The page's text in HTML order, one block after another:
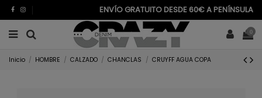
ENVÍO GRATUITO DESDE 60€ A PENÍNSULA
0
Inicio HOMBRE CALZADO CHANCLAS CRUYFF AGUA COPA